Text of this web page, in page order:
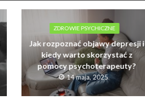
ZDROWIE PSYCHICZNE
Jak rozpoznać objawy depresji i
kiedy warto skorzystać z
pomocy psychoterapeuty?
14 maja, 2025